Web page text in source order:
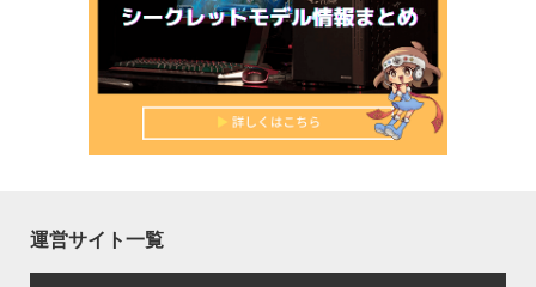
運営サイト一覧